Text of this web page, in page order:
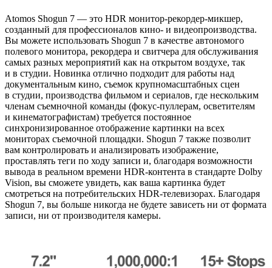
Atomos Shogun 7 — это HDR монитор-рекордер-микшер,
созданный для профессионалов кино- и видеопроизводства.
Вы можете использовать Shogun 7 в качестве автономого
полевого монитора, рекордера и свитчера для обслуживания
самых разных мероприятий как на открытом воздухе, так
и в студии. Новинка отлично подходит для работы над
документальным кино, съемок крупномасштабных сцен
в студии, производства фильмом и сериалов, где нескольким
членам съемночной команды (фокус-пуллерам, осветителям
и кинематографистам) требуется постоянное
синхронизированное отображение картинки на всех
мониторах съемочной площадки. Shogun 7 также позволит
вам контролировать и анализировать изображение,
проставлять теги по ходу записи и, благодаря возможности
вывода в реальном времени HDR-контента в стандарте Dolby
Vision, вы сможете увидеть, как ваша картинка будет
смотреться на потребительских HDR-телевизорах. Благодаря
Shogun 7, вы больше никогда не будете зависеть ни от формата
записи, ни от производителя камеры.